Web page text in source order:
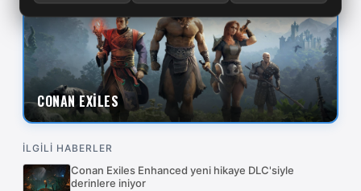
CONAN EXİLES
İLGİLİ HABERLER
Conan Exiles Enhanced yeni hikaye DLC'siyle
derinlere iniyor